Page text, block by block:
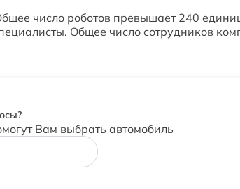
Вам выбрать автомобиль
число роботов превышает 240
Общее число сотрудников